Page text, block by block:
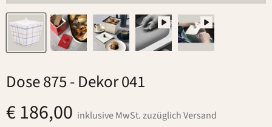
Dose 875- Dekor 041
€ 186,00 inklusive MwSt. zuzüglich Versand